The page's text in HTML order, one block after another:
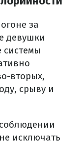
за
девушки
вторых,
срыву и
исключать